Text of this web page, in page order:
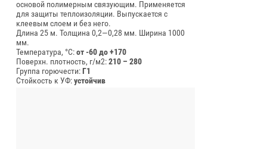
основой полимерным связующим. Применяется
для защиты теплоизоляции. Выпускается с
клеевым слоем и без него.
Длина 25 м. Толщина 0,2—0,28 мм. Ширина 1000
мм.
Температура, °C:от -60 до +170
Поверхн. плотность, г/м2:210 – 280
Группа горючести:Г1
Стойкость к УФ:устойчив